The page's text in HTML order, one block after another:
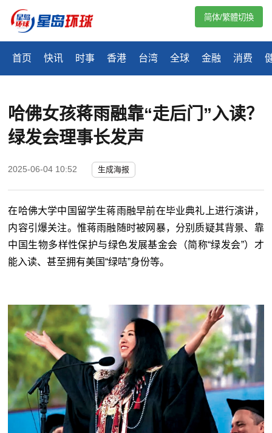
首页 快讯 时事 香港 台湾 全球 金融 消费
简体/繁體切換
哈佛女孩蒋雨融靠“走后门”入读？
绿发会理事长发声
2025-06-04 10:52 生成海报
在哈佛大学中国留学生蒋雨融早前在毕业典礼上进行演讲，
内容引爆关注。惟蒋雨融随时被网暴，分别质疑其背景、靠
中国生物多样性保护与绿色发展基金会（简称“绿发会”）才
能入读、甚至拥有美国“绿咭”身份等。